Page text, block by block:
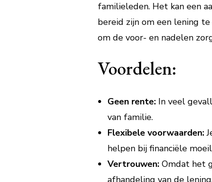
familieleden. Het kan een
bereid zijn om een lening
om de voor- en nadelen
Voordelen:
Geen rente:In veel
van familie.
Flexibele voorwaarden:
helpen bij financiële
Vertrouwen:Omdat het
afhandeling van de